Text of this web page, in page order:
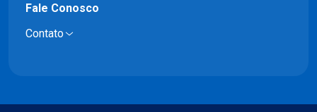
Fale Conosco
Contato